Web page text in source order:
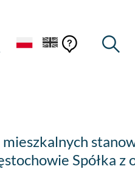
Pomoc
Pomoc
Spółka z